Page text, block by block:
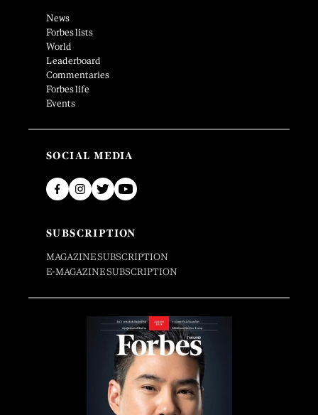
News
Forbes lists
World
Leaderboard
Commentaries
Forbes life
Events
SOCIAL MEDIA
SUBSCRIPTION
MAGAZINE SUBSCRIPTION
E-MAGAZINE SUBSCRIPTION